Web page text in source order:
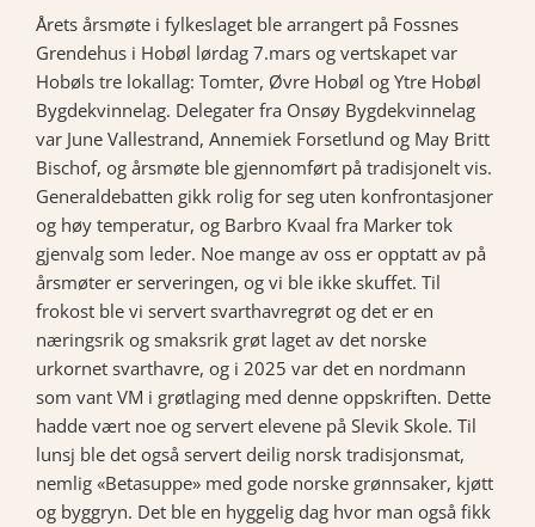
Årets årsmøte i fylkeslaget ble arrangert på Fossnes
Grendehus i Hobøl lørdag 7.mars og vertskapet var
Hobøls tre lokallag: Tomter, Øvre Hobøl og Ytre Hobøl
Bygdekvinnelag. Delegater fra Onsøy Bygdekvinnelag
var June Vallestrand, Annemiek Forsetlund og May Britt
Bischof, og årsmøte ble gjennomført på tradisjonelt vis.
Generaldebatten gikk rolig for seg uten konfrontasjoner
og høy temperatur, og Barbro Kvaal fra Marker tok
gjenvalg som leder. Noe mange av oss er opptatt av på
årsmøter er serveringen, og vi ble ikke skuffet. Til
frokost ble vi servert svarthavregrøt og det er en
næringsrik og smaksrik grøt laget av det norske
urkornet svarthavre, og i 2025 var det en nordmann
som vant VM i grøtlaging med denne oppskriften. Dette
hadde vært noe og servert elevene på Slevik Skole. Til
lunsj ble det også servert deilig norsk tradisjonsmat,
nemlig «Betasuppe» med gode norske grønnsaker, kjøtt
og byggryn. Det ble en hyggelig dag hvor man også fikk